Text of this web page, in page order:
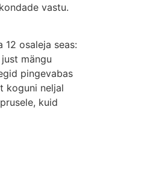
vastu.
osaleja seas:
mängu
pingevabas
koguni neljal
kuid